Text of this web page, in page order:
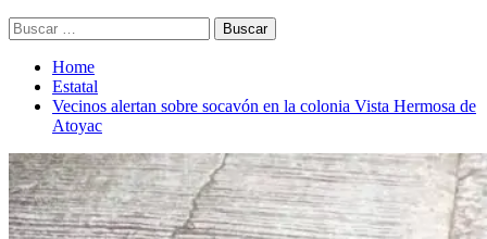
Buscar:
Home
Estatal
Vecinos alertan sobre socavón en la colonia Vista Hermosa de
Atoyac